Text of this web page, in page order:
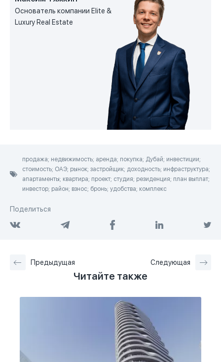
Основатель компании Elite &
Luxury Real Estate
продажа; недвижимость; аренда; покупка; Дубай; инвестиции;
стоимость; ОАЭ; рынок; застройщик; доходность; инфраструктура;
апартаменты; квартира; проект; студия; резиденция; план выплат;
инвестор; район; взнос; бронь; удобства; комплекс
Поделиться
Предыдущая Следующая
Читайте также